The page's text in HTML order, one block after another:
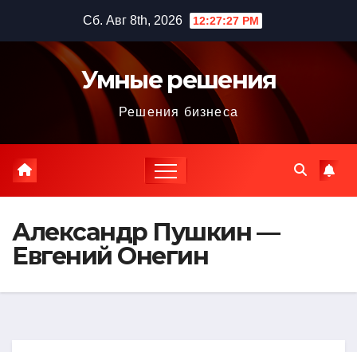
содержимому
Сб. Авг 8th, 2026 12:27:28 PM
Умные решения
Решения бизнеса
Александр Пушкин —
Евгений Онегин